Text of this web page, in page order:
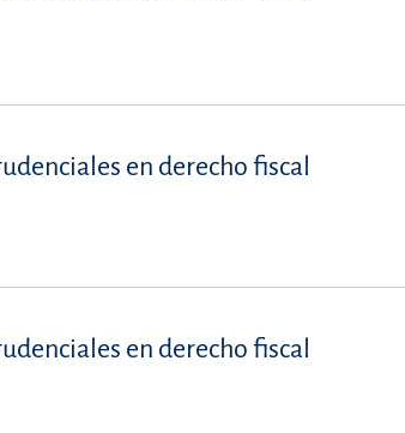
en derecho fiscal
en derecho fiscal